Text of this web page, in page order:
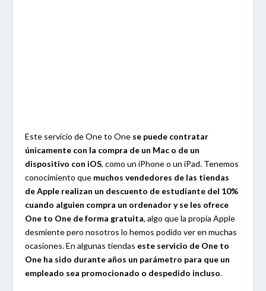
Este servicio de One to One se puede contratar
únicamente con la compra de un Mac o de un
dispositivo con iOS, como un iPhone o un iPad. Tenemos
conocimiento que muchos vendedores de las tiendas
de Apple realizan un descuento de estudiante del 10%
cuando alguien compra un ordenador y se les ofrece
One to One de forma gratuita, algo que la propia Apple
desmiente pero nosotros lo hemos podido ver en muchas
ocasiones. En algunas tiendas este servicio de One to
One ha sido durante años un parámetro para que un
empleado sea promocionado o despedido incluso.